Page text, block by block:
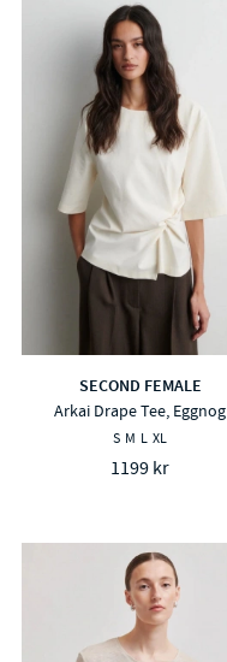
SECOND FEMALE
Arkai Drape Tee, Eggnog
S M L XL
1199 kr